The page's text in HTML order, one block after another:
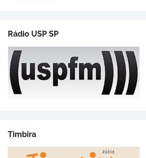
Rádio USP SP
Timbira